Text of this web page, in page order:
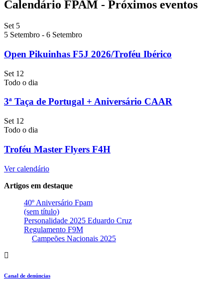
Calendário FPAM - Próximos eventos
Set 5
5 Setembro - 6 Setembro
Open Pikuinhas F5J 2026/Troféu Ibérico
Set 12
Todo o dia
3ª Taça de Portugal + Aniversário CAAR
Set 12
Todo o dia
Troféu Master Flyers F4H
Ver calendário
Artigos em destaque
40º Aniversário Fpam
(sem título)
Personalidade 2025 Eduardo Cruz
Regulamento F9M
Campeões Nacionais 2025
Canal de denúncias